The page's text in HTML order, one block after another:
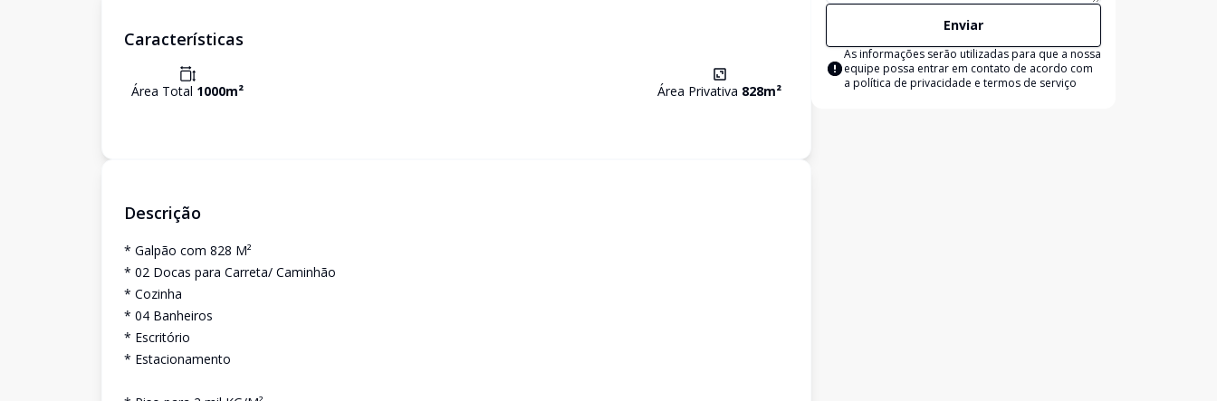
Características
Área Total 1000m² Área Privativa 828m²
Descrição
* Galpão com 828 M²
* 02 Docas para Carreta/ Caminhão
* Cozinha
* 04 Banheiros
* Escritório
* Estacionamento
Enviar
As informações serão utilizadas para que a nossa
equipe possa entrar em contato de acordo com
a política de privacidade e termos de serviço